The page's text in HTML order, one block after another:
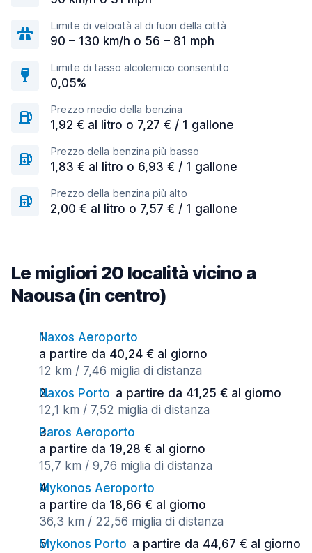
Limite di velocità al di fuori della città
90 – 130 km/h o 56 – 81 mph
Limite di tasso alcolemico consentito
0,05%
Prezzo medio della benzina
1,92 € al litro o 7,27 € / 1 gallone
Prezzo della benzina più basso
1,83 € al litro o 6,93 € / 1 gallone
Prezzo della benzina più alto
2,00 € al litro o 7,57 € / 1 gallone
Le migliori 20 località vicino a
Naousa (in centro)
Naxos Aeroporto
a partire da 40,24 € al giorno
12 km / 7,46 miglia di distanza
Naxos Porto a partire da 41,25 € al giorno
12,1 km / 7,52 miglia di distanza
Paros Aeroporto
a partire da 19,28 € al giorno
15,7 km / 9,76 miglia di distanza
Mykonos Aeroporto
a partire da 18,66 € al giorno
36,3 km / 22,56 miglia di distanza
Mykonos Porto a partire da 44,67 € al giorno